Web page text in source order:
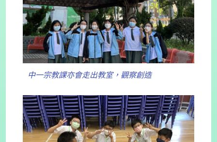
中一宗教課亦會走出教室，觀察創造